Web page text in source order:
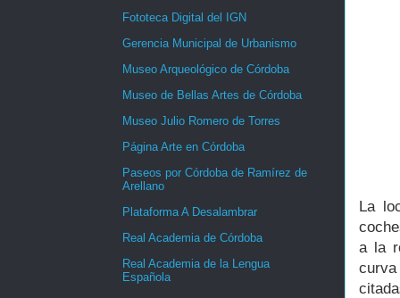
La
a la
Fototeca Digital del IGN
Gerencia Municipal de Urbanismo
Museo Arqueológico de Córdoba
Museo de Bellas Artes de Córdoba
Museo Julio Romero de Torres
Página Arte en Córdoba
Paseos por Córdoba de Ramírez de
Arellano
Plataforma A Desalambrar
Real Academia de Córdoba
Real Academia de la Lengua
Española